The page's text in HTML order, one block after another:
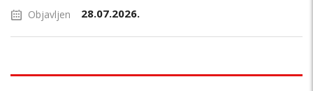
Objavljen 28.07.2026.